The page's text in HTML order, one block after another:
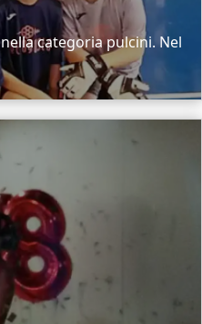
categoria pulcini. Nel